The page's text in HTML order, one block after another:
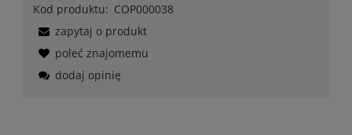
Kod produktu: COP000038
zapytaj o produkt
poleć znajomemu
dodaj opinię